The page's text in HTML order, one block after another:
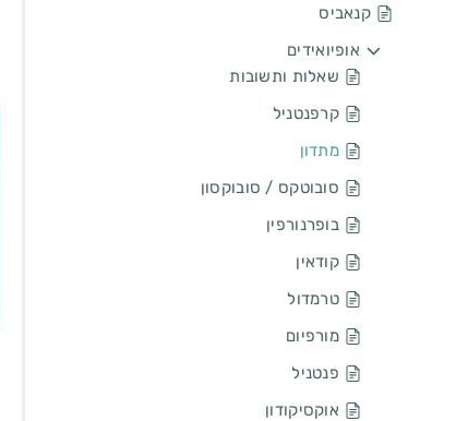
קנאביס
אופיואידים
שאלות ותשובות
קרפנטניל
מתדון
סובוטקס / סובוקסון
בופרנורפין
קודאין
טרמדול
מורפיום
פנטניל
אוקסיקודון